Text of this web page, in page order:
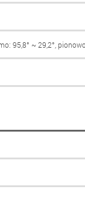
95,8° ~ 29,2°,